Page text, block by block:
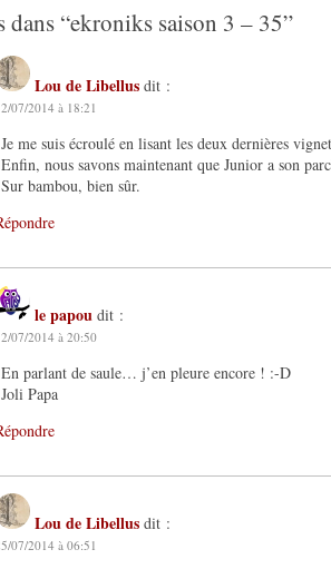
dans “ekroniks saison 3 – 35”
Lou de Libellus dit :
07/2014 à 18:21
Je me suis écroulé en lisant les deux dernières
Enfin, nous savons maintenant que Junior a son
Sur bambou, bien sûr.
le papou dit :
07/2014 à 20:50
En parlant de saule… j’en pleure encore ! :-D
Joli Papa
Lou de Libellus dit :
07/2014 à 06:51